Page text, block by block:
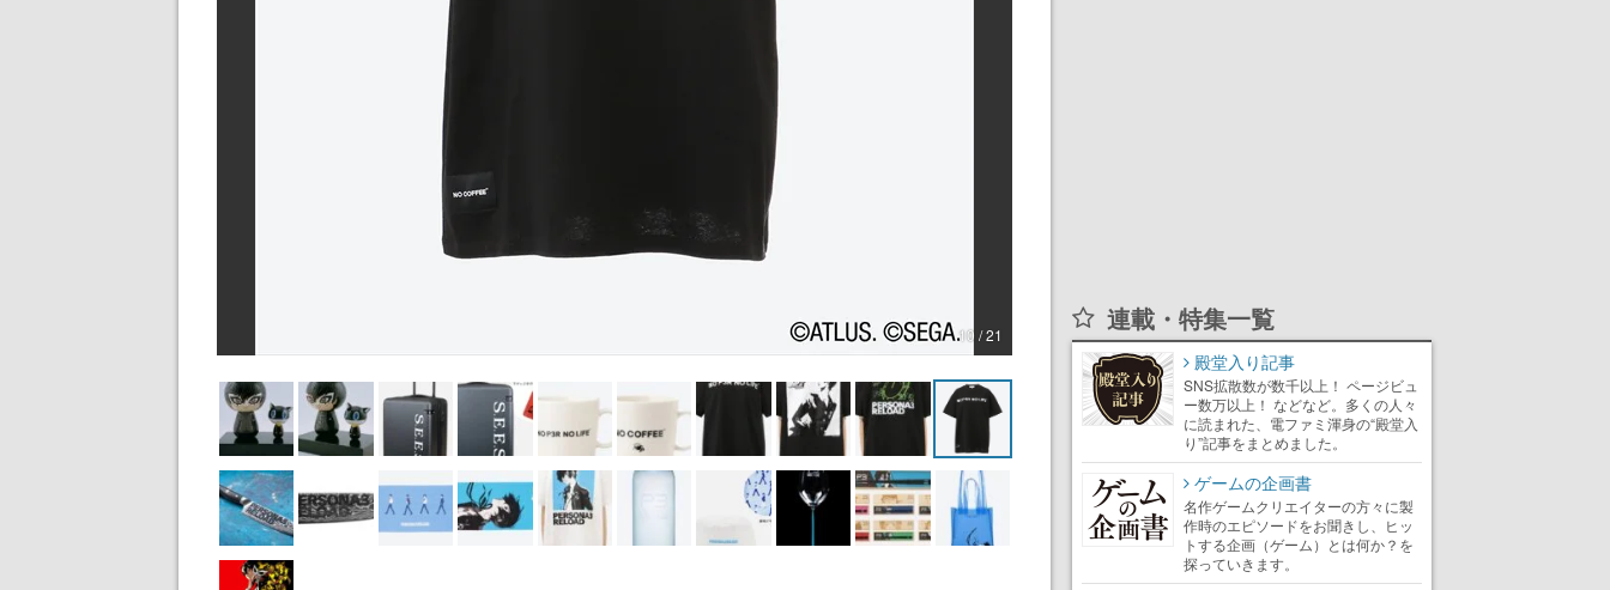
10 / 21 連載・特集一覧
殿堂入り記事
SNS拡散数が数千以上！ ページビュ
ー数万以上！ などなど。多くの人々
に読まれた、電ファミ渾身の“殿堂入
り”記事をまとめました。
ゲームの企画書
名作ゲームクリエイターの方々に製
作時のエピソードをお聞きし、ヒッ
トする企画（ゲーム）とは何か？を
探っていきます。